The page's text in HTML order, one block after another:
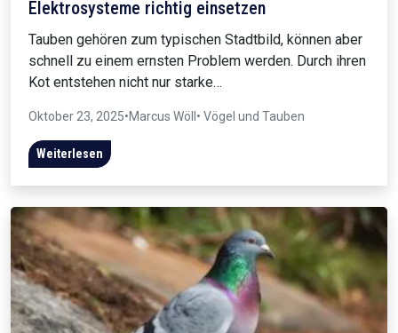
Elektrosysteme richtig einsetzen
Tauben gehören zum typischen Stadtbild, können aber
schnell zu einem ernsten Problem werden. Durch ihren
Kot entstehen nicht nur starke…
Oktober 23, 2025•Marcus Wöll • Vögel und Tauben
Weiterlesen